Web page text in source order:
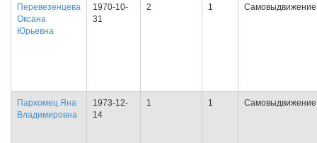
Перевезенцева
Оксана
Юрьевна
1970-10-
31
2 1 Самовыдвижение
Пархомец Яна
Владимировна
1973-12-
14
1 1 Самовыдвижение